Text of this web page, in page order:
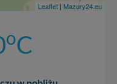
Leaflet | Mazury24.eu
oC